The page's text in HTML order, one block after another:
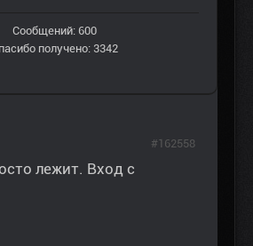
Сообщений: 600
получено: 3342
лежит. Вход с
#162558